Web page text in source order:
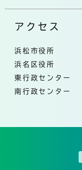
アクセス
浜松市役所
浜名区役所
東行政センター
南行政センター